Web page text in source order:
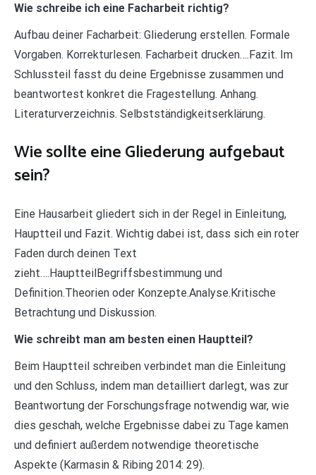
Wie schreibe ich eine Facharbeit richtig?
Aufbau deiner Facharbeit: Gliederung erstellen. Formale
Vorgaben. Korrekturlesen. Facharbeit drucken….Fazit. Im
Schlussteil fasst du deine Ergebnisse zusammen und
beantwortest konkret die Fragestellung. Anhang.
Literaturverzeichnis. Selbstständigkeitserklärung.
Wie sollte eine Gliederung aufgebaut
sein?
Eine Hausarbeit gliedert sich in der Regel in Einleitung,
Hauptteil und Fazit. Wichtig dabei ist, dass sich ein roter
Faden durch deinen Text
zieht….HauptteilBegriffsbestimmung und
Definition.Theorien oder Konzepte.Analyse.Kritische
Betrachtung und Diskussion.
Wie schreibt man am besten einen Hauptteil?
Beim Hauptteil schreiben verbindet man die Einleitung
und den Schluss, indem man detailliert darlegt, was zur
Beantwortung der Forschungsfrage notwendig war, wie
dies geschah, welche Ergebnisse dabei zu Tage kamen
und definiert außerdem notwendige theoretische
Aspekte (Karmasin & Ribing 2014: 29).